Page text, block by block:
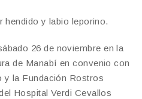
hendido y labio leporino.
26 de noviembre en la
de Manabí en convenio con
y la Fundación Rostros
Hospital Verdi Cevallos